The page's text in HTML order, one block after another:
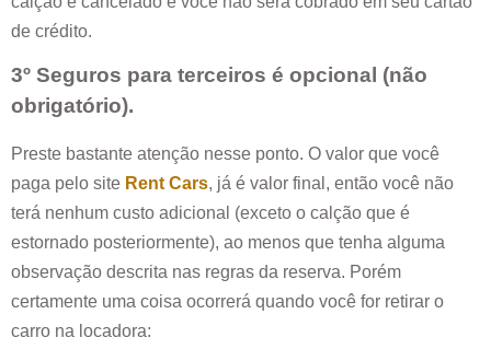
de crédito.
3º Seguros para terceiros é opcional (não
obrigatório).
Preste bastante atenção nesse ponto. O valor que você
paga pelo site Rent Cars, já é valor final, então você não
terá nenhum custo adicional (exceto o calção que é
estornado posteriormente), ao menos que tenha alguma
observação descrita nas regras da reserva. Porém
certamente uma coisa ocorrerá quando você for retirar o
carro na locadora: